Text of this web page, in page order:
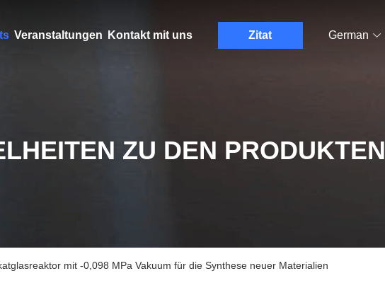
Veranstaltungen Kontakt mit uns Zitat German
ZU DEN PRODUKTEN
mit -0,098 MPa Vakuum für die Synthese neuer Materialien